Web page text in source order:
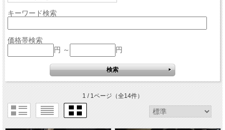
キーワード検索
価格帯検索
円 ～
円
1 / 1ページ（全14件）